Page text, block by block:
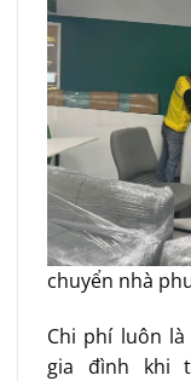
chuyển nhà
Chi phí luôn
gia đình khi